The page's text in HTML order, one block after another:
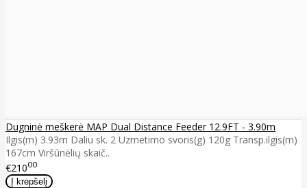
Dugninė meškerė MAP Dual Distance Feeder 12.9FT - 3.90m
Ilgis(m) 3.93m Daliu sk. 2 Uzmetimo svoris(g) 120g Transp.ilgis(m)
167cm Viršūnėlių skaič..
€21000